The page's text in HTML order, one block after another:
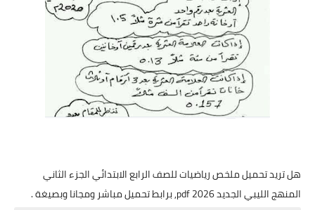
هل تريد تحميل ملخص رياضيات للصف الرابع الابتدائي الجزء الثاني
المنهج الليبي الجديد 2026 pdf, برابط تحميل مباشر ومجانا وبصيغة .